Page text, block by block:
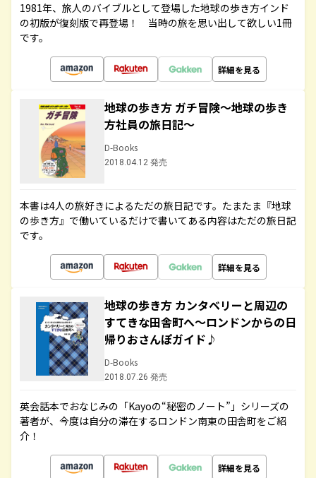
1981年、旅人のバイブルとして登場した地球の歩き方インド
の初版が復刻版で再登場！ 当時の旅を思い出して欲しい1冊
です。
詳細を見る
地球の歩き方 ガチ冒険～地球の歩き
方社員の旅日記～
D-Books
2018.04.12 発売
本書は4人の旅好きによるただの旅日記です。たまたま『地球
の歩き方』で働いているだけで書いてある内容はただの旅日記
です。
詳細を見る
地球の歩き方 カンタベリーと周辺の
すてきな田舎町へ～ロンドンからの日
帰りおさんぽガイド♪
D-Books
2018.07.26 発売
英会話本でおなじみの「Kayoの“秘密のノート”」シリーズの
著者が、今度は自分の滞在するロンドン南東の田舎町をご紹
介！
詳細を見る